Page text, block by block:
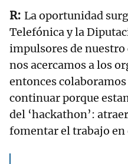
La oportunidad
Telefónica y la
impulsores de nuestro
nos acercamos a los
entonces
continuar porque
del ‘hackathon’:
fomentar el trabajo en